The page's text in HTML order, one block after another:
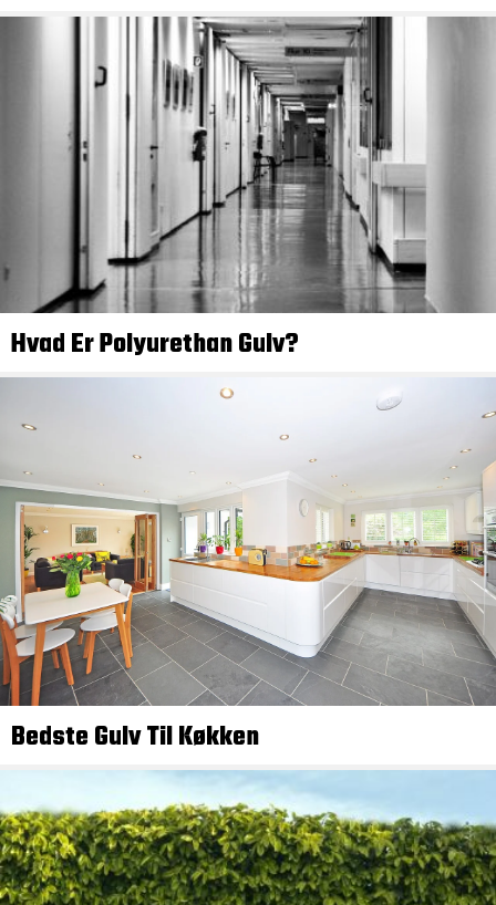
Hvad Er Polyurethan Gulv?
Bedste Gulv Til Køkken